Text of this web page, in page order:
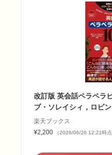
改訂版 英会話ペラペラ
ブ・ソレイシィ，ロビ
楽天ブックス
¥2,200
（2026/06/26 12:21時点